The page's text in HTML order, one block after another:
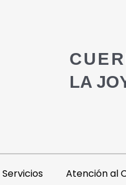
LA
Servicios Atención al